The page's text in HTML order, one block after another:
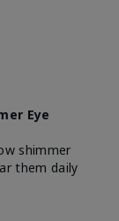
Eye
shimmer
them daily